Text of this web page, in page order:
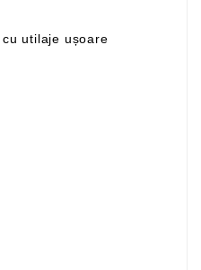
utilaje ușoare